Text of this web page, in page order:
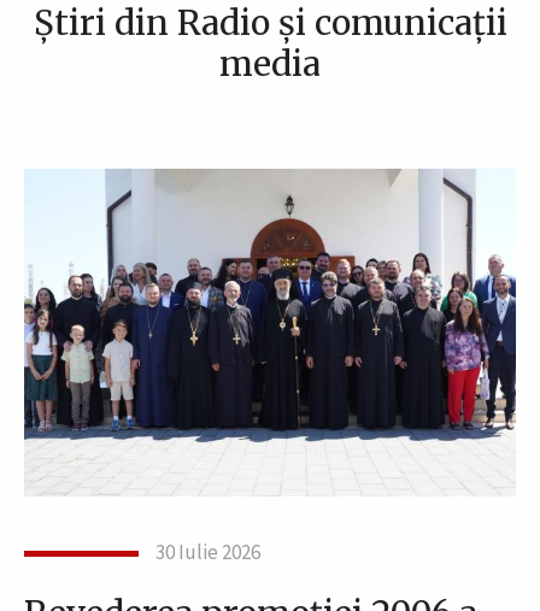
Știri din Radio și comunicații
media
30 Iulie 2026